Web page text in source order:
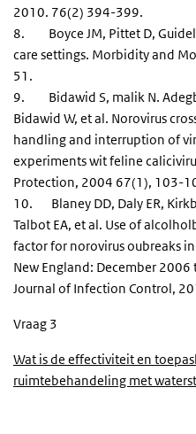
2010. 76(2) 394-399.
8. Boyce JM, Pittet D,
care settings. Morbidity and
51.
9. Bidawid S, malik N.
Bidawid W, et al. Norovirus
handling and interruption of
experiments wit feline
Protection, 2004 67(1), 103-
10. Blaney DD, Daly ER,
Talbot EA, et al. Use of
factor for norovirus oubreaks
New England: December
Journal of Infection Control,
Vraag 3
Wat is de effectiviteit en
ruimtebehandeling met